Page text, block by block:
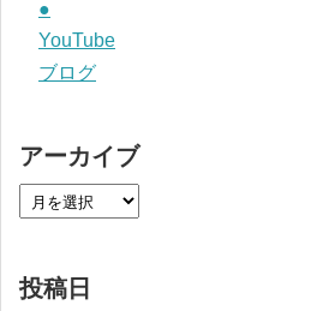
●
YouTube
ブログ
アーカイブ
投稿日